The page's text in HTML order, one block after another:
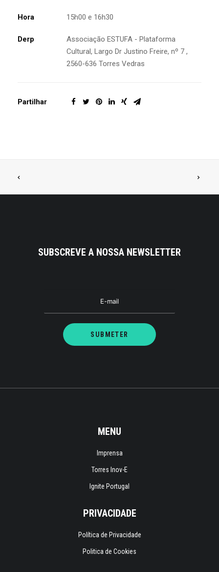
Hora 15h00 e 16h30
Derp
Associação ESTUFA - Plataforma
Cultural, Largo Dr Justino Freire, nº 7 ,
2560-636 Torres Vedras
Partilhar
SUBSCREVE A NOSSA NEWSLETTER
MENU
Imprensa
Torres Inov-E
Ignite Portugal
PRIVACIDADE
Política de Privacidade
Politica de Cookies